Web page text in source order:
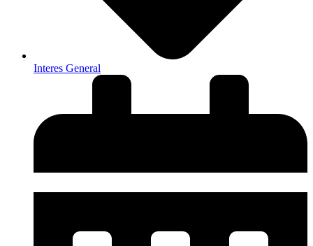
Interes General